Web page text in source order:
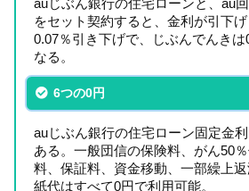
をセット契約すると、金利が引下
0.07％引き下げで、じぶんでんきは
なる。
6つの0円
auじぶん銀行の住宅ローン固定金
ある。一般団信の保険料、がん50
料、保証料、資金移動、一部繰上
紙代はすべて0円で利用可能。